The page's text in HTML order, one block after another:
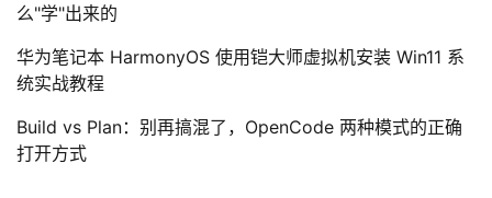
么"学"出来的
华为笔记本 HarmonyOS 使用铠大师虚拟机安装 Win11 系
统实战教程
Build vs Plan：别再搞混了，OpenCode 两种模式的正确
打开方式